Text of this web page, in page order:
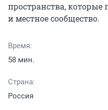
пространства, которые
и местное сообщество.
Время:
58 мин.
Страна:
Россия